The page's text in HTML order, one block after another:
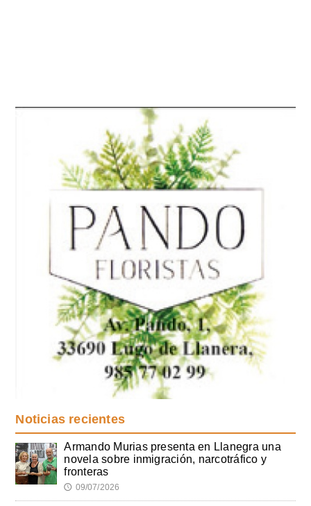
Noticias recientes
Armando Murias presenta en Llanegra una
novela sobre inmigración, narcotráfico y
fronteras
🕔 09/07/2026